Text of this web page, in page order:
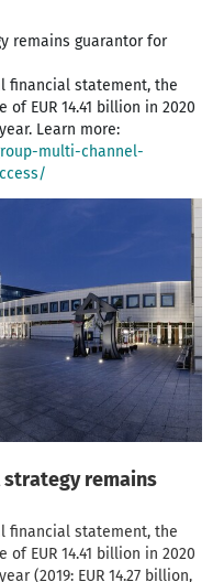
remains guarantor for
financial statement, the
EUR 14.41 billion in 2020
Learn more:
multi-channel-
remains
financial statement, the
EUR 14.41 billion in 2020
(2019: EUR 14.27 billion,